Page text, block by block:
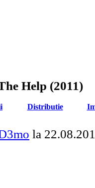
Help (2011)
Distributie
la